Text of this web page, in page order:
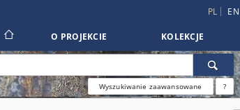
PL EN
O PROJEKCIE KOLEKCJE
Wyszukiwanie zaawansowane ?